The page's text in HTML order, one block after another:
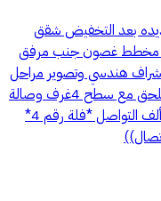
بعد التخفيض شقق
في مخطط غصون جنب مرفق
هندسي وتصوير مراحل
البناء تمديدكاميرات وفايبر نت لكل دور ٣.الملحق مع سطح 4غرف وصالة
(مجلس الرجال وخدماته مستقل) حد 400 ألف التواصل *فلة رقم 4*